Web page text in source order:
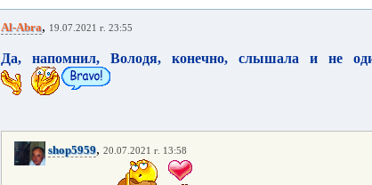
Al-Abra, 19.07.2021 г. 23:55
Да, напомнил, Володя, конечно, слышала и не
shop5959, 20.07.2021 г. 13:58